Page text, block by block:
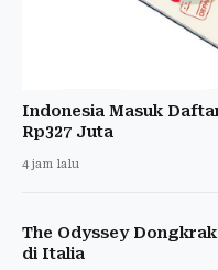
Indonesia Masuk
Rp327 Juta
4 jam lalu
The Odyssey
di Italia